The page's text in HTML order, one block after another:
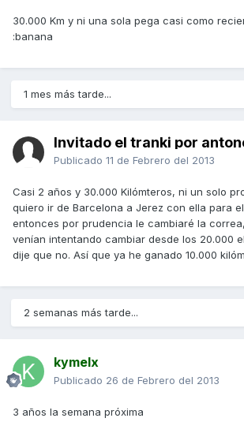
30.000 Km y ni una sola pega casi como
:banana
1 mes más tarde...
Invitado el tranki por
Publicado 11 de Febrero del 2013
Casi 2 años y 30.000 Kilómteros, ni un solo
quiero ir de Barcelona a Jerez con ella para
entonces por prudencia le cambiaré la
venían intentando cambiar desde los 20.000
dije que no. Así que ya he ganado 10.000
2 semanas más tarde...
kymelx
Publicado 26 de Febrero del 2013
3 años la semana próxima